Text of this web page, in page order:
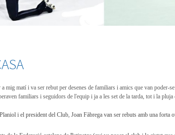
matí i va ser rebut per desenes de familiars i amics que van poder-
familiars i seguidors de l'equip i ja a les set de la tarda, tot i la pluja
i el president del Club, Joan Fàbrega van ser rebuts amb una forta